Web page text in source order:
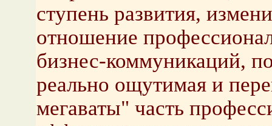
ступень развития,
отношение
бизнес-коммуникаций,
реально ощутимая и
мегаваты" часть